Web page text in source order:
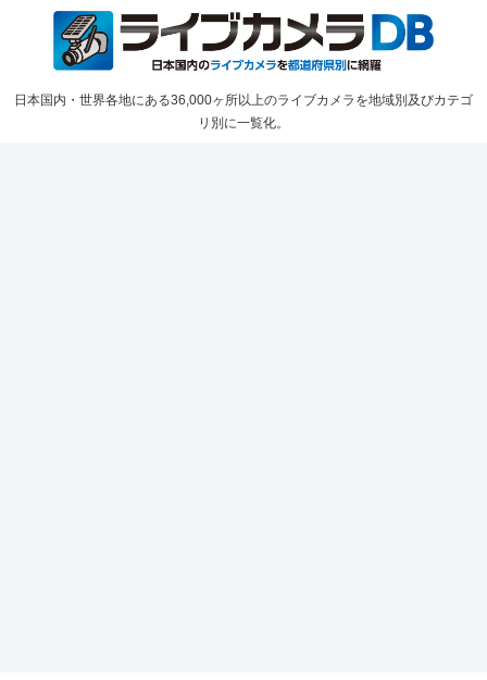
日本国内・世界各地にある36,000ヶ所以上のライブカメラを地域別及びカテゴ
リ別に一覧化。